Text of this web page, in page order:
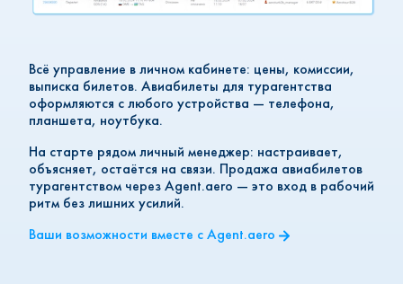
Всё управление в личном кабинете: цены, комиссии,
выписка билетов. Авиабилеты для турагентства
оформляются с любого устройства — телефона,
планшета, ноутбука.
На старте рядом личный менеджер: настраивает,
объясняет, остаётся на связи. Продажа авиабилетов
турагентством через Agent.aero — это вход в рабочий
ритм без лишних усилий.
Ваши возможности вместе с Agent.aero